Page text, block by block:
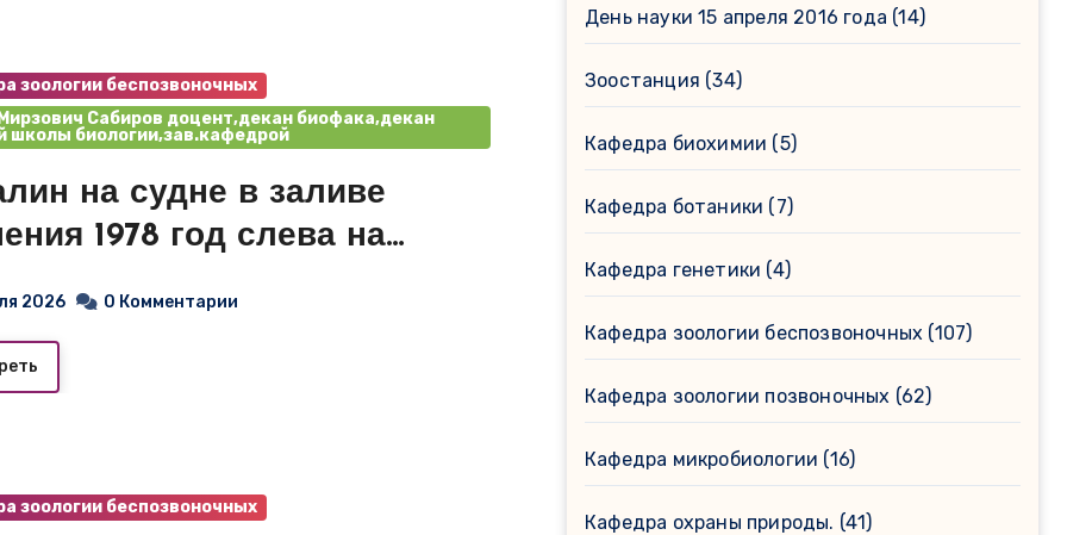
зоологии беспозвоночных
Сабиров доцент,декан биофака,декан
школы биологии,зав.кафедрой
на судне в заливе
1978 год слева на
2026 0 Комментарии
зоологии беспозвоночных
День науки 15 апреля 2016 года (14)
Зоостанция (34)
Кафедра биохимии (5)
Кафедра ботаники (7)
Кафедра генетики (4)
Кафедра зоологии беспозвоночных (107)
Кафедра зоологии позвоночных (62)
Кафедра микробиологии (16)
Кафедра охраны природы. (41)